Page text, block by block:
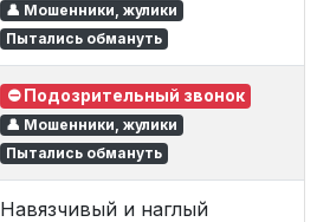
👤 Мошенники, жулики
Пытались обмануть
⛔ Подозрительный звонок
👤 Мошенники, жулики
Пытались обмануть
Навязчивый и наглый